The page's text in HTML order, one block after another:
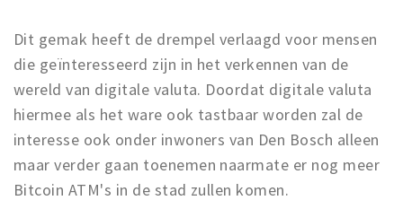
Dit gemak heeft de drempel verlaagd voor mensen
die geïnteresseerd zijn in het verkennen van de
wereld van digitale valuta. Doordat digitale valuta
hiermee als het ware ook tastbaar worden zal de
interesse ook onder inwoners van Den Bosch alleen
maar verder gaan toenemen naarmate er nog meer
Bitcoin ATM's in de stad zullen komen.